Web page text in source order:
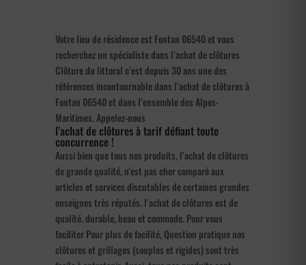
Votre lieu de résidence est Fontan 06540 et vous
recherchez un spécialiste dans l’achat de clôtures
Clôture du littoral c’est depuis 30 ans une des
références incontournable dans l’achat de clôtures à
Fontan 06540 et dans l’ensemble des Alpes-
Maritimes. Appelez-nous
l’achat de clôtures à tarif défiant toute
concurrence !
Aussi bien que tous nos produits, l’achat de clôtures
de grande qualité, n’est pas cher comparé aux
articles et services discutables de certaines grandes
enseignes très réputés. l’achat de clôtures est de
qualité. durable, beau et commode. Pour vous
faciliter Pour plus de facilité, Question pratique nos
clôtures et grillages (souples et rigides) sont très